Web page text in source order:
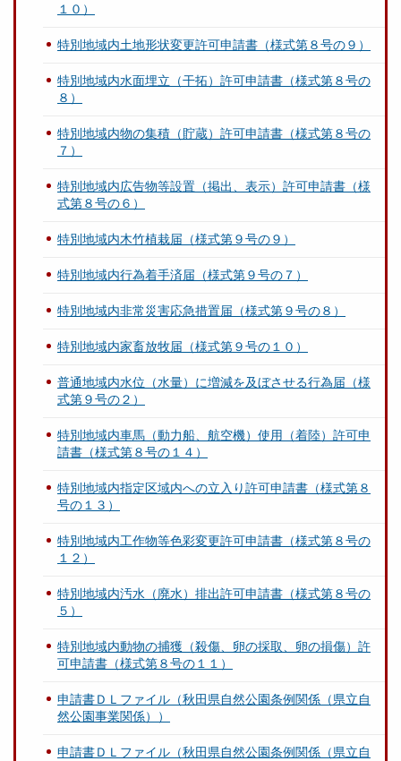
１０）
特別地域内土地形状変更許可申請書（様式第８号の９）
特別地域内水面埋立（干拓）許可申請書（様式第８号の
８）
特別地域内物の集積（貯蔵）許可申請書（様式第８号の
７）
特別地域内広告物等設置（掲出、表示）許可申請書（様
式第８号の６）
特別地域内木竹植栽届（様式第９号の９）
特別地域内行為着手済届（様式第９号の７）
特別地域内非常災害応急措置届（様式第９号の８）
特別地域内家畜放牧届（様式第９号の１０）
普通地域内水位（水量）に増減を及ぼさせる行為届（様
式第９号の２）
特別地域内車馬（動力船、航空機）使用（着陸）許可申
請書（様式第８号の１４）
特別地域内指定区域内への立入り許可申請書（様式第８
号の１３）
特別地域内工作物等色彩変更許可申請書（様式第８号の
１２）
特別地域内汚水（廃水）排出許可申請書（様式第８号の
５）
特別地域内動物の捕獲（殺傷、卵の採取、卵の損傷）許
可申請書（様式第８号の１１）
申請書ＤＬファイル（秋田県自然公園条例関係（県立自
然公園事業関係））
申請書ＤＬファイル（秋田県自然公園条例関係（県立自